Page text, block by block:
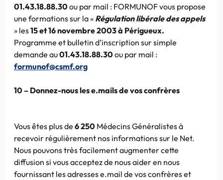
01.43.18.88.30ou par mail : FORMUNOF vous propose
une formations sur la « Régulation libérale des appels
» les15 et 16 novembre 2003 à Périgueux.
Programme et bulletin d’inscription sur simple
demande au01.43.18.88.30ou par mail :
formunof@csmf.org
10 – Donnez-nous les e.mails de vos confrères
Vous êtes plus de 6 250 Médecins Généralistes à
recevoir régulièrement nos informations sur le Net.
Nous pouvons très facilement augmenter cette
diffusion si vous acceptez de nous aider en nous
fournissant les adresses e.mail de vos confrères et